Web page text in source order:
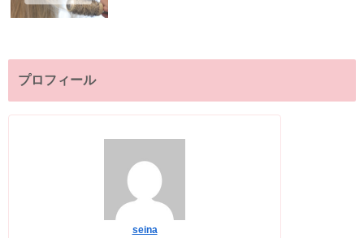
プロフィール
seina